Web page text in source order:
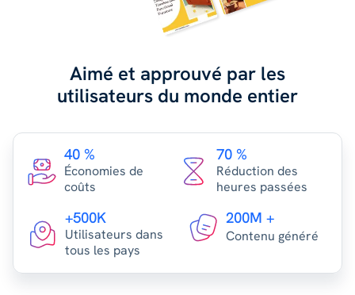
Aimé et approuvé par les
utilisateurs du monde entier
40 %
Économies de
coûts
70 %
Réduction des
heures passées
+500K
Utilisateurs dans
tous les pays
200M +
Contenu généré